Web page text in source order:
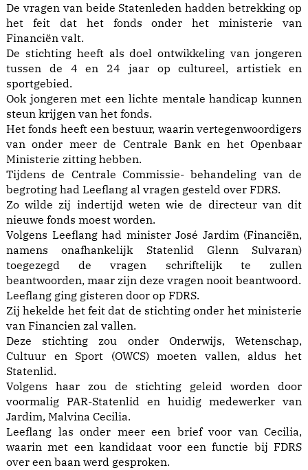
De vragen van beide Statenleden hadden betrekking op
het feit dat het fonds onder het ministerie van
Financiën valt.
De stichting heeft als doel ontwikkeling van jongeren
tussen de 4 en 24 jaar op cultureel, artistiek en
sportgebied.
Ook jongeren met een lichte mentale handicap kunnen
steun krijgen van het fonds.
Het fonds heeft een bestuur, waarin vertegenwoordigers
van onder meer de Centrale Bank en het Openbaar
Ministerie zitting hebben.
Tijdens de Centrale Commissie- behandeling van de
begroting had Leeflang al vragen gesteld over FDRS.
Zo wilde zij indertijd weten wie de directeur van dit
nieuwe fonds moest worden.
Volgens Leeflang had minister José Jardim (Financiën,
namens onafhankelijk Statenlid Glenn Sulvaran)
toegezegd de vragen schriftelijk te zullen
beantwoorden, maar zijn deze vragen nooit beantwoord.
Leeflang ging gisteren door op FDRS.
Zij hekelde het feit dat de stichting onder het ministerie
van Financien zal vallen.
Deze stichting zou onder Onderwijs, Wetenschap,
Cultuur en Sport (OWCS) moeten vallen, aldus het
Statenlid.
Volgens haar zou de stichting geleid worden door
voormalig PAR-Statenlid en huidig medewerker van
Jardim, Malvina Cecilia.
Leeflang las onder meer een brief voor van Cecilia,
waarin met een kandidaat voor een functie bij FDRS
over een baan werd gesproken.